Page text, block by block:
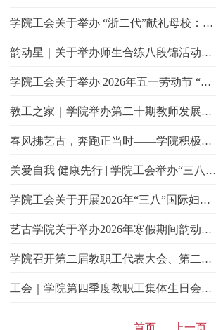
学院工会关于举办 “浙二代”献礼母校：六一儿童节特别活动的通知
韵动星｜关于举办师生合练八段锦活动的通知
学院工会关于举办 2026年五一劳动节 “韵动星” 活动的通知
教工之家｜学院举办第二十期教师发展主题沙龙暨第一季度集体生日会
春风拂艺古，奔跑正当时——学院积极参与2026年浙江大学“舒鸿杯”环紫金港师生接力赛
关爱自我 健康先行 | 学院工会举办“三八”妇女节庆祝活动
学院工会关于开展2026年“三八”国际妇女节健步行及八段锦体验活动的通知
艺古学院关于举办2026年寒假期间韵动星活动的通知
学院召开第二届教职工代表大会、第二届工会会员代表大会
工会｜学院第四季度教职工集体生日会暨中医健康专场活动暖心举办
首页 上一页